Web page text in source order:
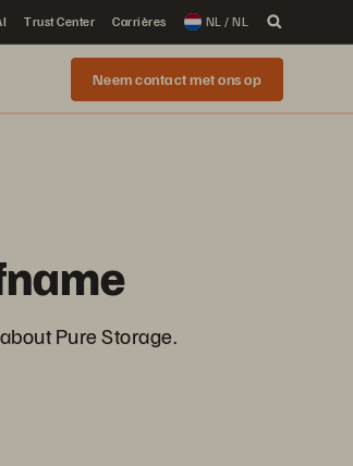
Trust Center Carrières NL / NL
Neem contact met ons op
Pure Storage.